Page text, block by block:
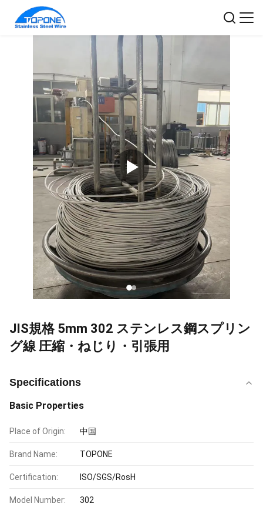
JIS規格 5mm 302 ステンレス鋼スプリン
グ線 圧縮・ねじり・引張用
Specifications
Basic Properties
Place of Origin: 中国
Brand Name: TOPONE
Certification: ISO/SGS/RosH
Model Number: 302